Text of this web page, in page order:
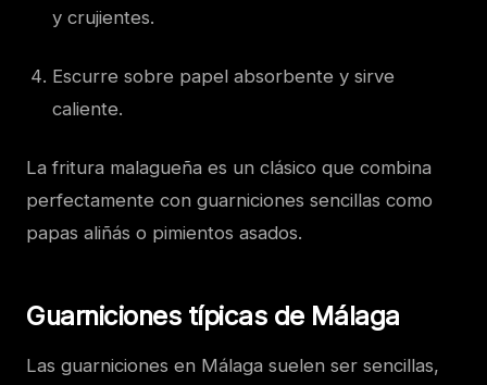
y crujientes.
Escurre sobre papel absorbente y sirve
caliente.
La fritura malagueña es un clásico que combina
perfectamente con guarniciones sencillas como
papas aliñás o pimientos asados.
Guarniciones típicas de Málaga
Las guarniciones en Málaga suelen ser sencillas,